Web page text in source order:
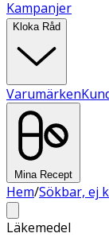
Kampanjer
Kloka Råd
Varumärken
Mina Recept
Hem/Sökbar, ej
Läkemedel